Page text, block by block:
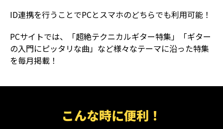
ID連携を行うことでPCとスマホのどちらでも利用可能！
PCサイトでは、「超絶テクニカルギター特集」「ギター
の入門にピッタリな曲」など様々なテーマに沿った特集
を毎月掲載！
こんな時に便利！